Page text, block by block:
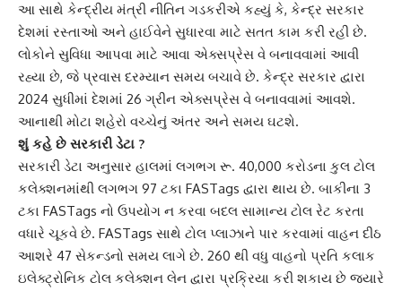
આ સાથે કેન્દ્રીય મંત્રી નીતિન ગડકરીએ કહ્યું કે, કેન્દ્ર સરકાર
દેશમાં રસ્તાઓ અને હાઈવેને સુધારવા માટે સતત કામ કરી રહી છે.
લોકોને સુવિધા આપવા માટે આવા એક્સપ્રેસ વે બનાવવામાં આવી
રહ્યા છે, જે પ્રવાસ દરમ્યાન સમય બચાવે છે. કેન્દ્ર સરકાર દ્વારા
2024 સુધીમાં દેશમાં 26 ગ્રીન એક્સપ્રેસ વે બનાવવામાં આવશે.
આનાથી મોટા શહેરો વચ્ચેનું અંતર અને સમય ઘટશે.
શું કહે છે સરકારી ડેટા ?
સરકારી ડેટા અનુસાર હાલમાં લગભગ રૂ. 40,000 કરોડના કુલ ટોલ
કલેક્શનમાંથી લગભગ 97 ટકા FASTags દ્વારા થાય છે. બાકીના 3
ટકા FASTags નો ઉપયોગ ન કરવા બદલ સામાન્ય ટોલ રેટ કરતા
વધારે ચૂકવે છે. FASTags સાથે ટોલ પ્લાઝાને પાર કરવામાં વાહન દીઠ
આશરે 47 સેકન્ડનો સમય લાગે છે. 260 થી વધુ વાહનો પ્રતિ કલાક
ઇલેક્ટ્રોનિક ટોલ કલેક્શન લેન દ્વારા પ્રક્રિયા કરી શકાય છે જ્યારે